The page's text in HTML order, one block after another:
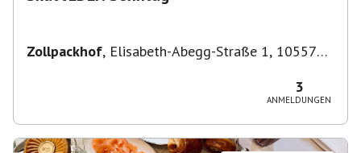
Zollpackhof, Elisabeth-Abegg-Straße 1, 10557
3
ANMELDUNGEN